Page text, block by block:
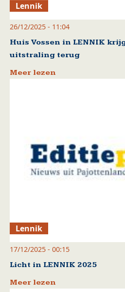
Lennik
26/12/2025 - 11:04
Huis Vossen in LENNIK
uitstraling terug
Meer lezen
Lennik
17/12/2025 - 00:15
Licht in LENNIK 2025
Meer lezen